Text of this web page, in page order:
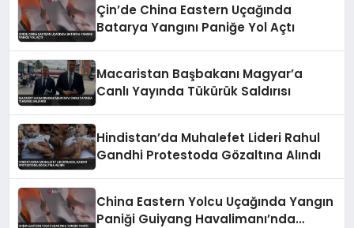
Çin’de China Eastern Uçağında
Batarya Yangını Paniğe Yol Açtı
Macaristan Başbakanı Magyar’a
Canlı Yayında Tükürük Saldırısı
Hindistan’da Muhalefet Lideri Rahul
Gandhi Protestoda Gözaltına Alındı
China Eastern Yolcu Uçağında Yangın
Paniği Guiyang Havalimanı’nda